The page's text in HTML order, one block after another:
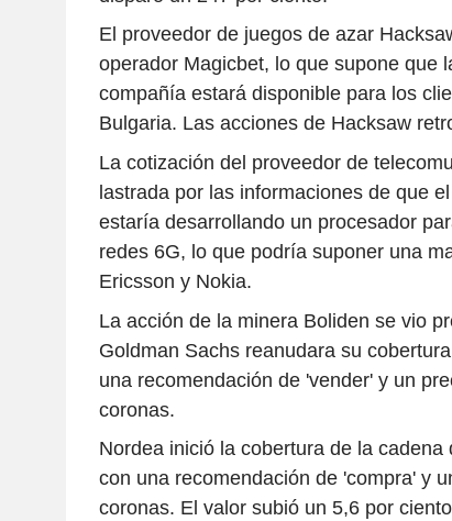
El proveedor de juegos de azar
operador Magicbet, lo que supone que
compañía estará disponible para los
Bulgaria. Las acciones de Hacksaw
La cotización del proveedor de
lastrada por las informaciones de que
estaría desarrollando un procesador
redes 6G, lo que podría suponer una
Ericsson y Nokia.
La acción de la minera Boliden se vio
Goldman Sachs reanudara su
una recomendación de 'vender' y un
coronas.
Nordea inició la cobertura de la cadena
con una recomendación de 'compra' y
coronas. El valor subió un 5,6 por